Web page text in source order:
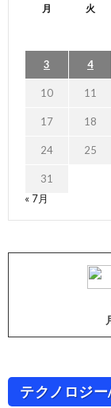
月 火
3 4
10 11
17 18
24 25
31
« 7月
テクノロジ